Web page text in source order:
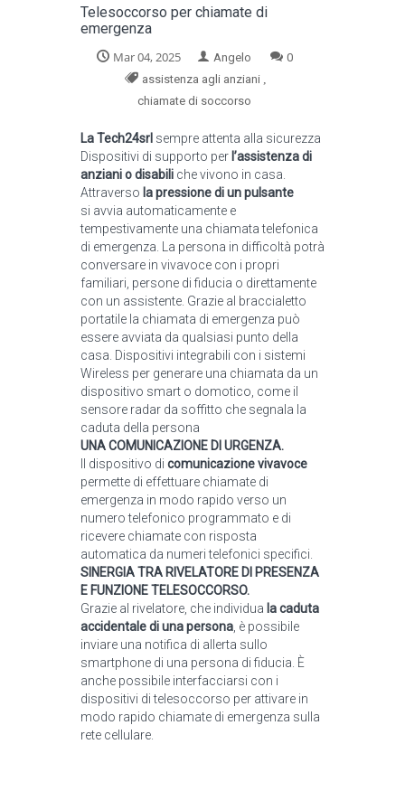
Telesoccorso per chiamate di
emergenza
Mar 04, 2025 Angelo
0
assistenza agli anziani
chiamate di soccorso
La Tech24srl sempre attenta alla sicurezza
Dispositivi di supporto per l’assistenza di
anziani o disabili che vivono in casa.
Attraverso la pressione di un pulsante
si avvia automaticamente e
tempestivamente una chiamata telefonica
di emergenza. La persona in difficoltà potrà
conversare in vivavoce con i propri
familiari, persone di fiducia o direttamente
con un assistente. Grazie al braccialetto
portatile la chiamata di emergenza può
essere avviata da qualsiasi punto della
casa. Dispositivi integrabili con i sistemi
Wireless per generare una chiamata da un
dispositivo smart o domotico, come il
sensore radar da soffitto che segnala la
caduta della persona
UNA COMUNICAZIONE DI URGENZA.
Il dispositivo di comunicazione vivavoce
permette di effettuare chiamate di
emergenza in modo rapido verso un
numero telefonico programmato e di
ricevere chiamate con risposta
automatica da numeri telefonici specifici.
SINERGIA TRA RIVELATORE DI PRESENZA
E FUNZIONE TELESOCCORSO.
Grazie al rivelatore, che individua la caduta
accidentale di una persona, è possibile
inviare una notifica di allerta sullo
smartphone di una persona di fiducia. È
anche possibile interfacciarsi con i
dispositivi di telesoccorso per attivare in
modo rapido chiamate di emergenza sulla
rete cellulare.